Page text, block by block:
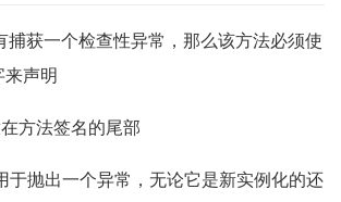
捕获一个检查性异常，那么该方法必须使
声明
方法签名的尾部
抛出一个异常，无论它是新实例化的还